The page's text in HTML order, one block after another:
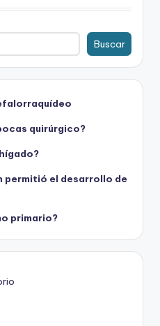
Buscar
quirúrgico?
el desarrollo de
primario?